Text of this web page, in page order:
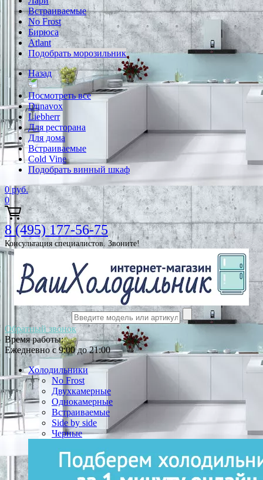
Встраиваемые
No Frost
Бирюса
Atlant
Подобрать морозильник
Назад
Посмотреть все
Dunavox
Liebherr
Для ресторана
Для дома
Встраиваемые
Cold Vine
Подобрать винный шкаф
0 руб.
0
8 (495) 177-56-75
Консультация специалистов. Звоните!
Обратный звонок
Время работы:
Ежедневно с 9:00 до 21:00
Холодильники
No Frost
Двухкамерные
Однокамерные
Встраиваемые
Side by side
Черные